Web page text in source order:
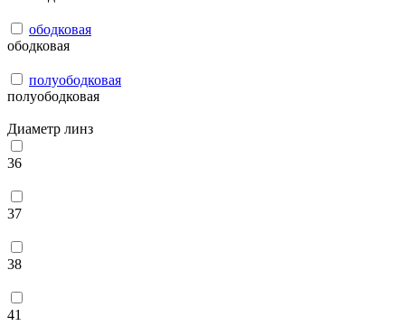
ободковая
ободковая
полуободковая
полуободковая
Диаметр линз
36
37
38
41